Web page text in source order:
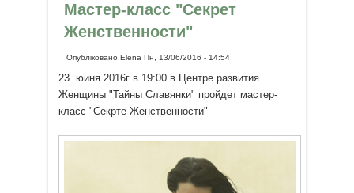
Мастер-класс "Секрет
Женственности"
ОпублікованоElena Пн, 13/06/2016 - 14:54
23. юиня 2016г в 19:00 в Центре развития
Женщины "Тайны Славянки" пройдет мастер-
класс "Секрте Женственности"